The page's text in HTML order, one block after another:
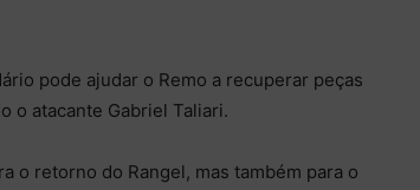
pode ajudar o Remo a recuperar peças
o atacante Gabriel Taliari.
o retorno do Rangel, mas também para o